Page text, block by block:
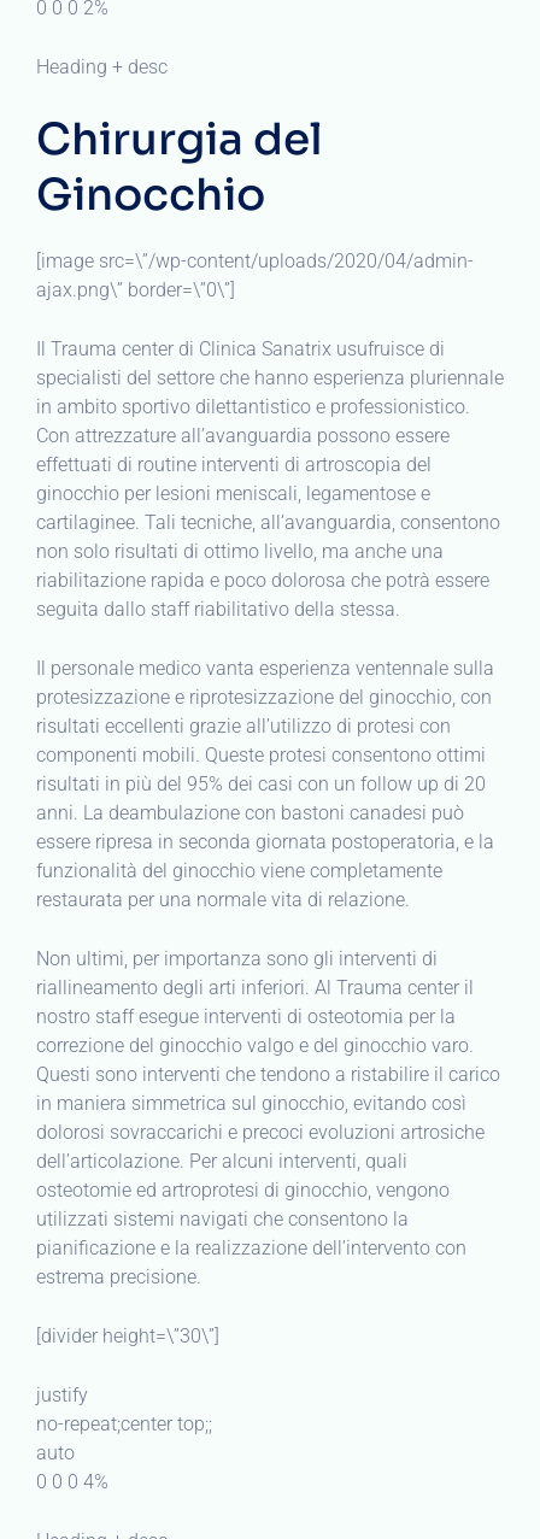
0 0 0 2%
Heading + desc
Chirurgia del
Ginocchio
[image src=\”/wp-content/uploads/2020/04/admin-
ajax.png\” border=\”0\”]
Il Trauma center di Clinica Sanatrix usufruisce di
specialisti del settore che hanno esperienza pluriennale
in ambito sportivo dilettantistico e professionistico.
Con attrezzature all’avanguardia possono essere
effettuati di routine interventi di artroscopia del
ginocchio per lesioni meniscali, legamentose e
cartilaginee. Tali tecniche, all’avanguardia, consentono
non solo risultati di ottimo livello, ma anche una
riabilitazione rapida e poco dolorosa che potrà essere
seguita dallo staff riabilitativo della stessa.
Il personale medico vanta esperienza ventennale sulla
protesizzazione e riprotesizzazione del ginocchio, con
risultati eccellenti grazie all’utilizzo di protesi con
componenti mobili. Queste protesi consentono ottimi
risultati in più del 95% dei casi con un follow up di 20
anni. La deambulazione con bastoni canadesi può
essere ripresa in seconda giornata postoperatoria, e la
funzionalità del ginocchio viene completamente
restaurata per una normale vita di relazione.
Non ultimi, per importanza sono gli interventi di
riallineamento degli arti inferiori. Al Trauma center il
nostro staff esegue interventi di osteotomia per la
correzione del ginocchio valgo e del ginocchio varo.
Questi sono interventi che tendono a ristabilire il carico
in maniera simmetrica sul ginocchio, evitando così
dolorosi sovraccarichi e precoci evoluzioni artrosiche
dell’articolazione. Per alcuni interventi, quali
osteotomie ed artroprotesi di ginocchio, vengono
utilizzati sistemi navigati che consentono la
pianificazione e la realizzazione dell’intervento con
estrema precisione.
[divider height=\”30\”]
justify
no-repeat;center top;;
auto
0 0 0 4%